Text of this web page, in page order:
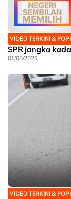
VIDEO TERKINI &
SPR jangka
01/08/2026
VIDEO TERKINI &